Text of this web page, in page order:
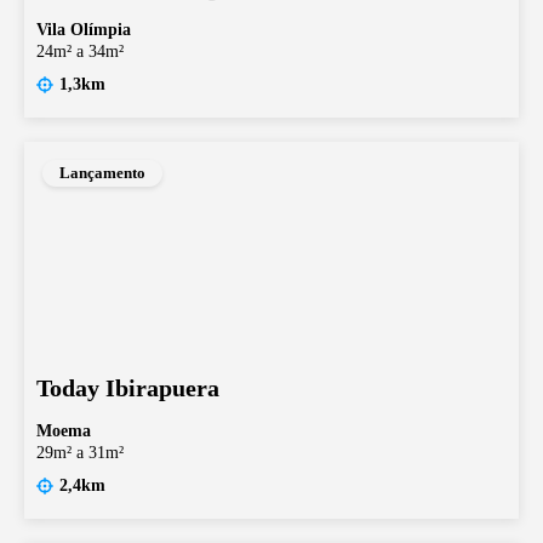
Vila Olímpia
24m² a 34m²
1,3km
Lançamento
Today Ibirapuera
Moema
29m² a 31m²
2,4km